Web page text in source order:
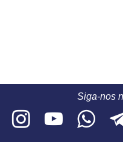
Siga-nos